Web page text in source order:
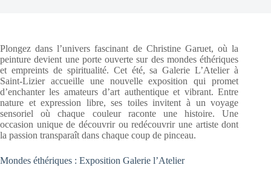
Plongez dans l’univers fascinant de Christine Garuet, où la
peinture devient une porte ouverte sur des mondes éthériques
et empreints de spiritualité. Cet été, sa Galerie L’Atelier à
Saint-Lizier accueille une nouvelle exposition qui promet
d’enchanter les amateurs d’art authentique et vibrant. Entre
nature et expression libre, ses toiles invitent à un voyage
sensoriel où chaque couleur raconte une histoire. Une
occasion unique de découvrir ou redécouvrir une artiste dont
la passion transparaît dans chaque coup de pinceau.
Mondes éthériques : Exposition Galerie l’Atelier